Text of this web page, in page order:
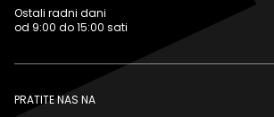
Ostali radni dani
od 9:00 do 15:00 sati
PRATITE NAS NA